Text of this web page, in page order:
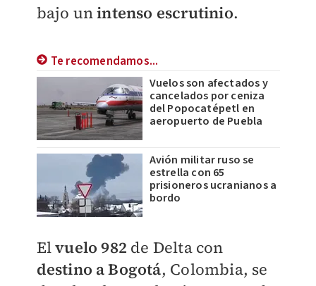
bajo unintenso escrutinio.
Te recomendamos...
Vuelos son afectados y
cancelados por ceniza
del Popocatépetl en
aeropuerto de Puebla
Avión militar ruso se
estrella con 65
prisioneros ucranianos a
bordo
Elvuelo 982 de Delta con
destino a Bogotá, Colombia, se